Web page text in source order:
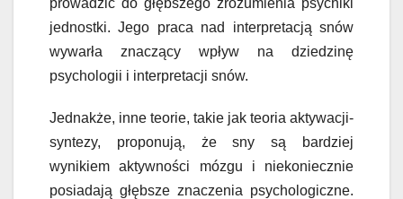
jednostki. Jego praca nad interpretacją snów
wywarła znaczący wpływ na dziedzinę
psychologii i interpretacji snów.
Jednakże, inne teorie, takie jak teoria aktywacji-
syntezy, proponują, że sny są bardziej
wynikiem aktywności mózgu i niekoniecznie
posiadają głębsze znaczenia psychologiczne.